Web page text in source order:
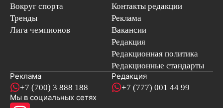
Вокруг спорта
Тренды
Лига чемпионов
Контакты редакции
Реклама
Вакансии
Редакция
Редакционная политика
Редакционные стандарты
Реклама
+7 (700) 3 888 188
Редакция
+7 (777) 001 44 99
Мы в социальных сетях